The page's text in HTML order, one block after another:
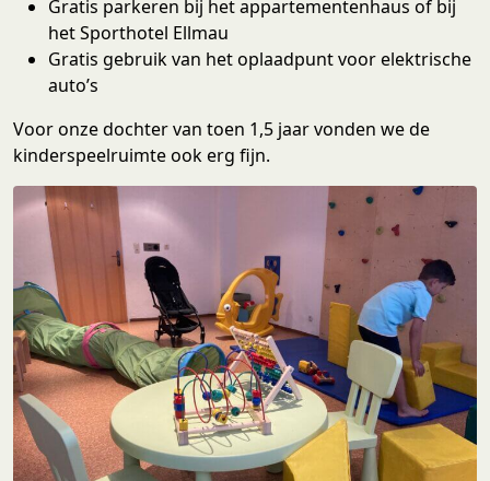
Gratis parkeren bij het appartementenhaus of bij
het Sporthotel Ellmau
Gratis gebruik van het oplaadpunt voor elektrische
auto’s
Voor onze dochter van toen 1,5 jaar vonden we de
kinderspeelruimte ook erg fijn.